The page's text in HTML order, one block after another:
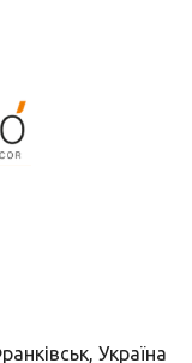
Україна